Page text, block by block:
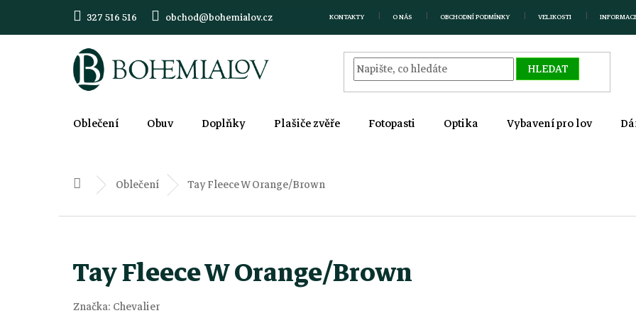
327 516 516 obchod@bohemialov.cz KONTAKTY O NÁS OBCHODNÍ PODMÍNKY VELIKOSTI
HLEDAT
Oblečení Obuv Doplňky Plašiče zvěře Fotopasti Optika Vybavení pro lov
Domů Oblečení Tay Fleece W Orange/Brown
Tay Fleece W Orange/Brown
Značka: Chevalier